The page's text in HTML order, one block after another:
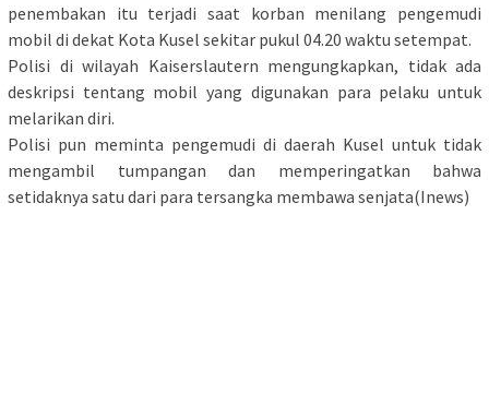
penembakan itu terjadi saat korban menilang pengemudi
mobil di dekat Kota Kusel sekitar pukul 04.20 waktu setempat.
Polisi di wilayah Kaiserslautern mengungkapkan, tidak ada
deskripsi tentang mobil yang digunakan para pelaku untuk
melarikan diri.
Polisi pun meminta pengemudi di daerah Kusel untuk tidak
mengambil tumpangan dan memperingatkan bahwa
setidaknya satu dari para tersangka membawa senjata(Inews)